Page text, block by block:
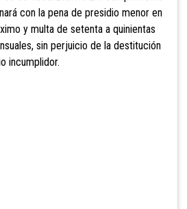
con la pena de presidio menor en
y multa de setenta a quinientas
sin perjuicio de la destitución
incumplidor.